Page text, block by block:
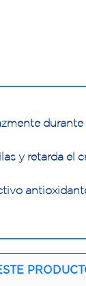
durante
y retarda el